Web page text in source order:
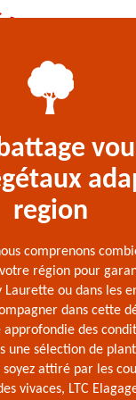
region
comprenons
votre région pour
ou dans les
dans cette
des
une sélection de
attiré par les
vivaces, LTC